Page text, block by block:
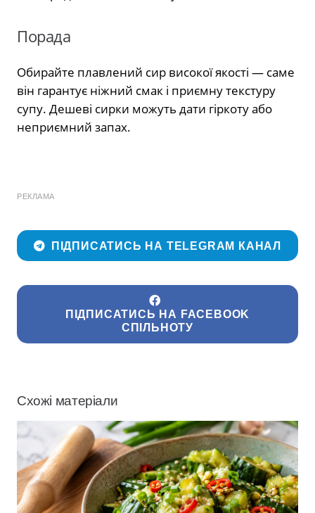
Порада
Обирайте плавлений сир високої якості — саме
він гарантує ніжний смак і приємну текстуру
супу. Дешеві сирки можуть дати гіркоту або
неприємний запах.
РЕКЛАМА
ПІДПИСАТИСЬ НА TELEGRAM КАНАЛ
ПІДПИСАТИСЬ НА FACEBOOK
СПІЛЬНОТУ
Схожі матеріали